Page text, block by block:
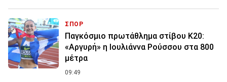
ΣΠΟΡ
Παγκόσμιο πρωτάθλημα στίβου Κ20:
«Αργυρή» η Ιουλιάννα Ρούσσου στα 800
μέτρα
09:49